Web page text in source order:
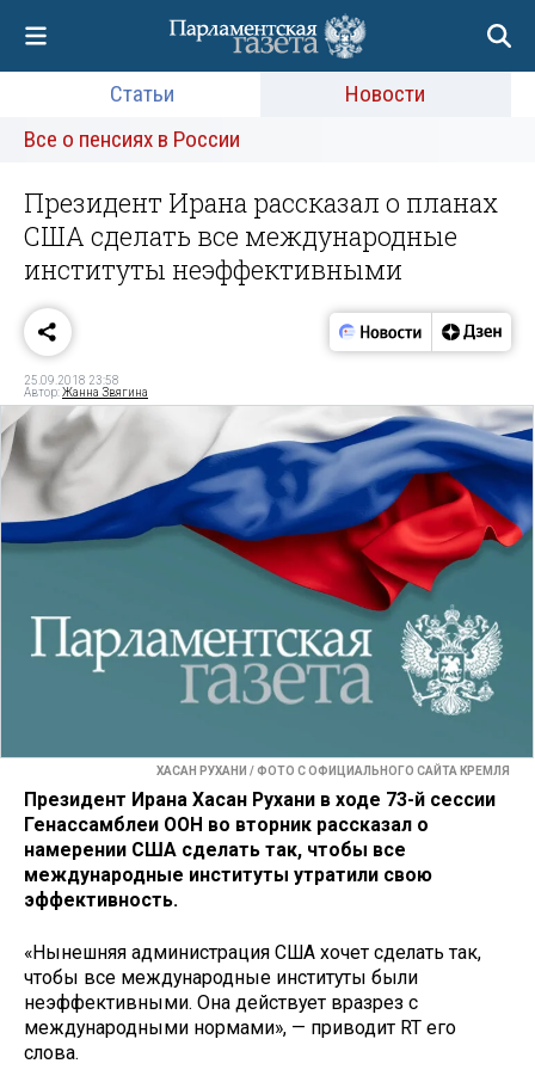
Статьи
Новости
Все о пенсиях в России
Президент Ирана рассказал о планах
США сделать все международные
институты неэффективными
25.09.2018 23:58
Автор:Жанна Звягина
ХАСАН РУХАНИ / ФОТО С ОФИЦИАЛЬНОГО САЙТА КРЕМЛЯ
Президент Ирана Хасан Рухани в ходе 73-й сессии
Генассамблеи ООН во вторник рассказал о
намерении США сделать так, чтобы все
международные институты утратили свою
эффективность.
«Нынешняя администрация США хочет сделать так,
чтобы все международные институты были
неэффективными. Она действует вразрез с
международными нормами», — приводит RT его
слова.